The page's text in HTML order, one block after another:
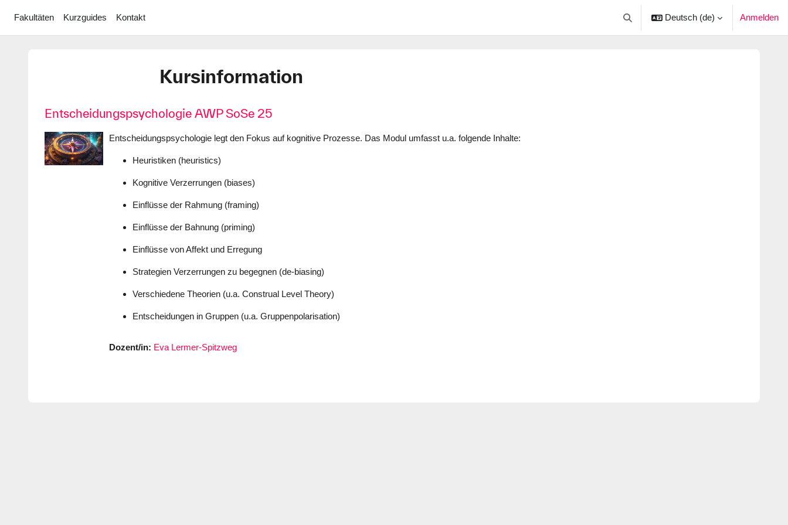
Fakultäten
Kurzguides Kontakt
Sucheingabe umschalten
Deutsch ‎(de)‎ Anmelden
Kursinformation
Entscheidungspsychologie AWP SoSe 25
Entscheidungspsychologie legt den Fokus auf kognitive Prozesse. Das Modul umfasst u.a. folgende Inhalte:
Heuristiken (heuristics)
Kognitive Verzerrungen (biases)
Einflüsse der Rahmung (framing)
Einflüsse der Bahnung (priming)
Einflüsse von Affekt und Erregung
Strategien Verzerrungen zu begegnen (de-biasing)
Verschiedene Theorien (u.a. Construal Level Theory)
Entscheidungen in Gruppen (u.a. Gruppenpolarisation)
Dozent/in: Eva Lermer-Spitzweg